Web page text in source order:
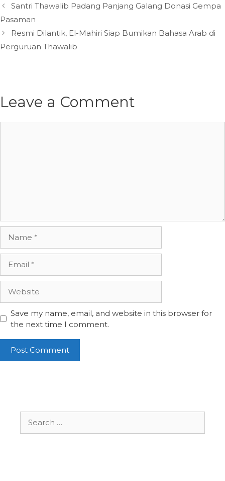
Santri Thawalib Padang Panjang Galang Donasi Gempa
Pasaman
Resmi Dilantik, El-Mahiri Siap Bumikan Bahasa Arab di
Perguruan Thawalib
Leave a Comment
Save my name, email, and website in this browser for
the next time I comment.